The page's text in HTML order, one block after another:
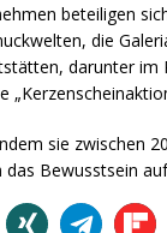
beteiligen
die
darunter
sie zwischen
Bewusstsein